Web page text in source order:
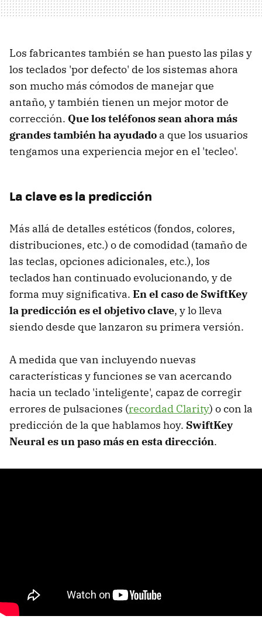
Los fabricantes también se han puesto las pilas y
los teclados 'por defecto' de los sistemas ahora
son mucho más cómodos de manejar que
antaño, y también tienen un mejor motor de
corrección. Que los teléfonos sean ahora más
grandes también ha ayudado a que los usuarios
tengamos una experiencia mejor en el 'tecleo'.
La clave es la predicción
Más allá de detalles estéticos (fondos, colores,
distribuciones, etc.) o de comodidad (tamaño de
las teclas, opciones adicionales, etc.), los
teclados han continuado evolucionando, y de
forma muy significativa. En el caso de SwiftKey
la predicción es el objetivo clave, y lo lleva
siendo desde que lanzaron su primera versión.
A medida que van incluyendo nuevas
características y funciones se van acercando
hacia un teclado 'inteligente', capaz de corregir
errores de pulsaciones (recordad Clarity) o con la
predicción de la que hablamos hoy. SwiftKey
Neural es un paso más en esta dirección.